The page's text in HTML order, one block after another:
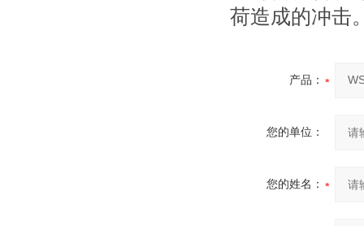
荷造成的冲击
产品：
您的单位：
您的姓名：